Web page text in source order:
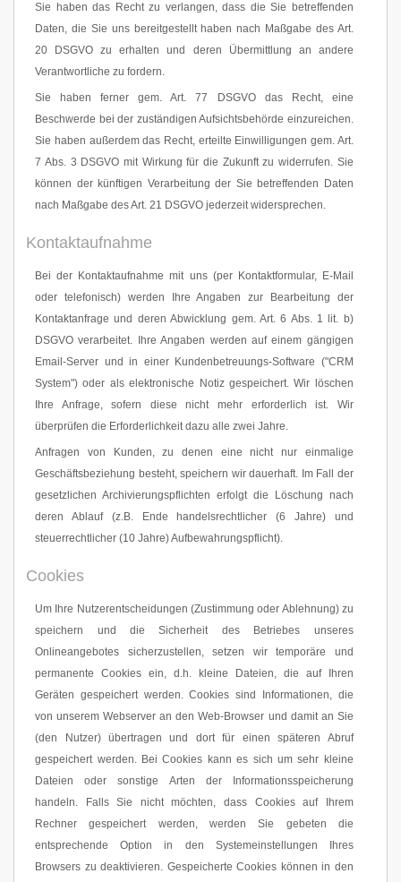
Sie haben das Recht zu verlangen, dass die Sie betreffenden
Daten, die Sie uns bereitgestellt haben nach Maßgabe des Art.
20 DSGVO zu erhalten und deren Übermittlung an andere
Verantwortliche zu fordern.
Sie haben ferner gem. Art. 77 DSGVO das Recht, eine
Beschwerde bei der zuständigen Aufsichtsbehörde einzureichen.
Sie haben außerdem das Recht, erteilte Einwilligungen gem. Art.
7 Abs. 3 DSGVO mit Wirkung für die Zukunft zu widerrufen. Sie
können der künftigen Verarbeitung der Sie betreffenden Daten
nach Maßgabe des Art. 21 DSGVO jederzeit widersprechen.
Kontaktaufnahme
Bei der Kontaktaufnahme mit uns (per Kontaktformular, E-Mail
oder telefonisch) werden Ihre Angaben zur Bearbeitung der
Kontaktanfrage und deren Abwicklung gem. Art. 6 Abs. 1 lit. b)
DSGVO verarbeitet. Ihre Angaben werden auf einem gängigen
Email-Server und in einer Kundenbetreuungs-Software ("CRM
System") oder als elektronische Notiz gespeichert. Wir löschen
Ihre Anfrage, sofern diese nicht mehr erforderlich ist. Wir
überprüfen die Erforderlichkeit dazu alle zwei Jahre.
Anfragen von Kunden, zu denen eine nicht nur einmalige
Geschäftsbeziehung besteht, speichern wir dauerhaft. Im Fall der
gesetzlichen Archivierungspflichten erfolgt die Löschung nach
deren Ablauf (z.B. Ende handelsrechtlicher (6 Jahre) und
steuerrechtlicher (10 Jahre) Aufbewahrungspflicht).
Cookies
Um Ihre Nutzerentscheidungen (Zustimmung oder Ablehnung) zu
speichern und die Sicherheit des Betriebes unseres
Onlineangebotes sicherzustellen, setzen wir temporäre und
permanente Cookies ein, d.h. kleine Dateien, die auf Ihren
Geräten gespeichert werden. Cookies sind Informationen, die
von unserem Webserver an den Web-Browser und damit an Sie
(den Nutzer) übertragen und dort für einen späteren Abruf
gespeichert werden. Bei Cookies kann es sich um sehr kleine
Dateien oder sonstige Arten der Informationsspeicherung
handeln. Falls Sie nicht möchten, dass Cookies auf Ihrem
Rechner gespeichert werden, werden Sie gebeten die
entsprechende Option in den Systemeinstellungen Ihres
Browsers zu deaktivieren. Gespeicherte Cookies können in den